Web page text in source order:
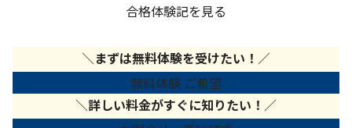
合格体験記を見る
＼まずは無料体験を受けたい！ ／
無料体験 ご希望
＼詳しい料金がすぐに知りたい！ ／